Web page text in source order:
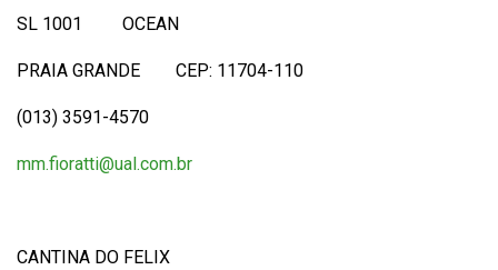
SL 1001 OCEAN
PRAIA GRANDE CEP: 11704-110
(013) 3591-4570
mm.fioratti@ual.com.br
CANTINA DO FELIX